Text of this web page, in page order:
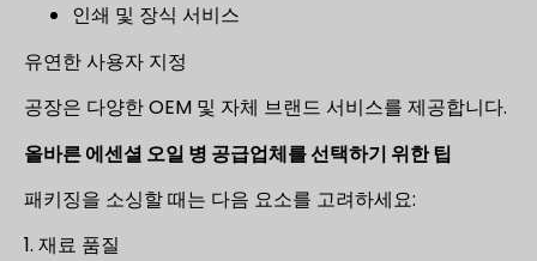
인쇄 및 장식 서비스
유연한 사용자 지정
공장은 다양한 OEM 및 자체 브랜드 서비스를 제공합니다.
올바른 에센셜 오일 병 공급업체를 선택하기 위한 팁
패키징을 소싱할 때는 다음 요소를 고려하세요:
1. 재료 품질